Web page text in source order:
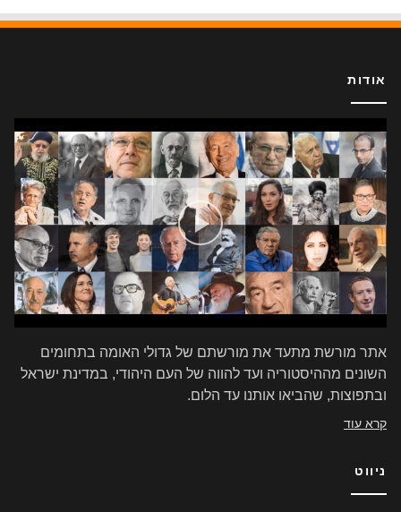
אודות
אתר מורשת מתעד את מורשתם של גדולי האומה בתחומים
השונים מההיסטוריה ועד להווה של העם היהודי, במדינת ישראל
ובתפוצות, שהביאו אותנו עד הלום.
קרא עוד
ניווט